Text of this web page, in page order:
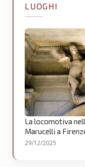
LUOGHI
La locomotiva
Marucelli a
29/12/2025